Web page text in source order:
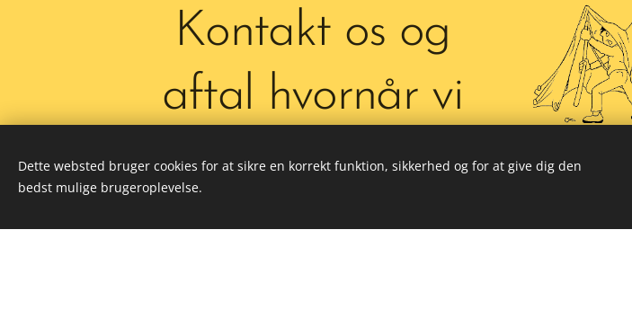
Kontakt os og
aftal hvornår vi
skal komme og
sørge for jeres
Dette websted bruger cookies for at sikre en korrekt funktion, sikkerhed og for at give dig den
bedst mulige brugeroplevelse.